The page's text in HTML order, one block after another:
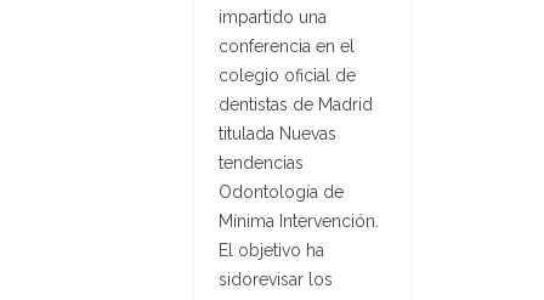
impartido una
conferencia en el
colegio oficial de
dentistas de Madrid
titulada Nuevas
tendencias
Odontología de
Mínima Intervención.
El objetivo ha
sidorevisar los